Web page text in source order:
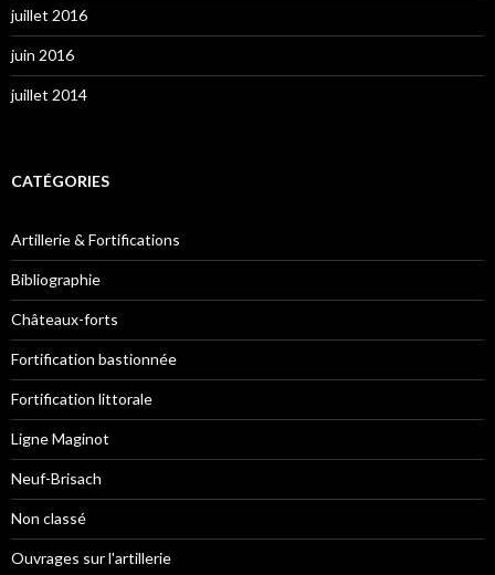
juillet 2016
juin 2016
juillet 2014
CATÉGORIES
Artillerie & Fortifications
Bibliographie
Châteaux-forts
Fortification bastionnée
Fortification littorale
Ligne Maginot
Neuf-Brisach
Non classé
Ouvrages sur l'artillerie